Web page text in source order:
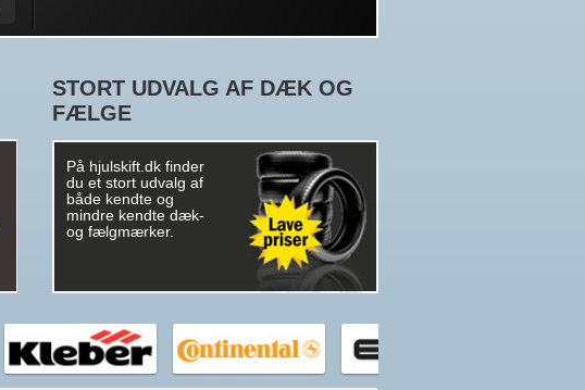
STORT UDVALG AF DÆK OG
FÆLGE
På hjulskift.dk finder
du et stort udvalg af
både kendte og
mindre kendte dæk-
og fælgmærker.